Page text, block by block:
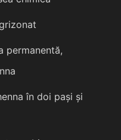
permanentă,
în doi pași și